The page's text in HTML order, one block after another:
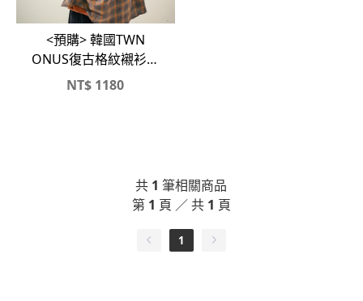
<預購> 韓國TWN
ONUS復古格紋襯衫、
外套
NT$ 1180
共 1 筆相關商品
第 1 頁 ／ 共 1 頁
1